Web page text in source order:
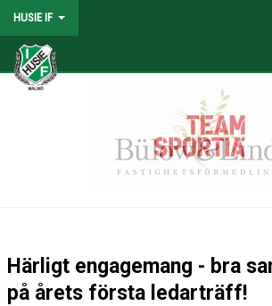
HUSIE IF
HEM
DOKUMENT
Härligt engagemang - bra
på årets första ledarträff!